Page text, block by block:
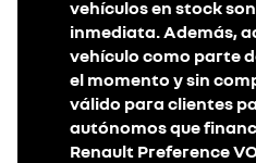
vehículos en stock
inmediata. Además,
vehículo como parte
el momento y sin
válido para clientes
autónomos que
Renault Preference